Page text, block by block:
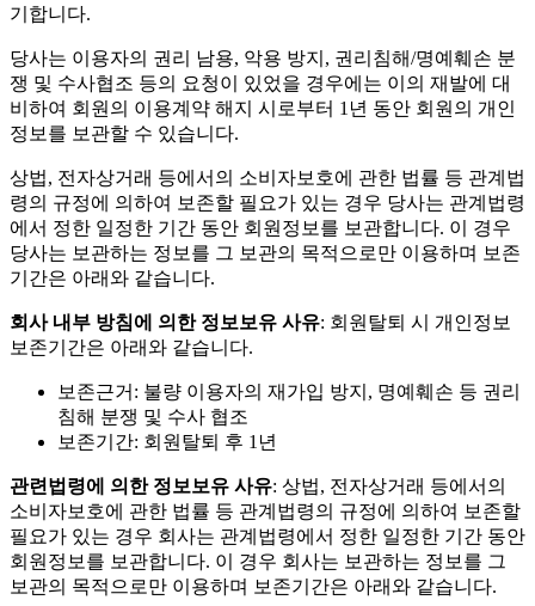
기합니다.
당사는 이용자의 권리 남용, 악용 방지, 권리침해/명예훼손 분
쟁 및 수사협조 등의 요청이 있었을 경우에는 이의 재발에 대
비하여 회원의 이용계약 해지 시로부터 1년 동안 회원의 개인
정보를 보관할 수 있습니다.
상법, 전자상거래 등에서의 소비자보호에 관한 법률 등 관계법
령의 규정에 의하여 보존할 필요가 있는 경우 당사는 관계법령
에서 정한 일정한 기간 동안 회원정보를 보관합니다. 이 경우
당사는 보관하는 정보를 그 보관의 목적으로만 이용하며 보존
기간은 아래와 같습니다.
회사 내부 방침에 의한 정보보유 사유: 회원탈퇴 시 개인정보
보존기간은 아래와 같습니다.
보존근거: 불량 이용자의 재가입 방지, 명예훼손 등 권리
침해 분쟁 및 수사 협조
보존기간: 회원탈퇴 후 1년
관련법령에 의한 정보보유 사유: 상법, 전자상거래 등에서의
소비자보호에 관한 법률 등 관계법령의 규정에 의하여 보존할
필요가 있는 경우 회사는 관계법령에서 정한 일정한 기간 동안
회원정보를 보관합니다. 이 경우 회사는 보관하는 정보를 그
보관의 목적으로만 이용하며 보존기간은 아래와 같습니다.